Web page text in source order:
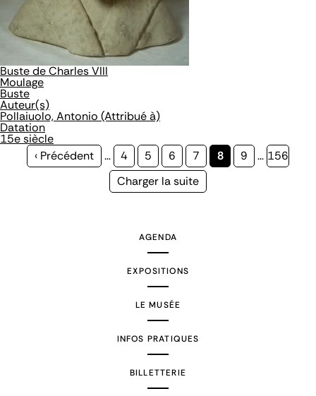
Buste de Charles VIII
Moulage
Buste
Auteur(s)
Pollaiuolo, Antonio (Attribué à)
Datation
15e siècle
Page
‹ Précédent … Page
4 Page
5 Page
6 Page
7
Page
8 Page
9 … Page
156
Page
Charger la suite
AGENDA
EXPOSITIONS
LE MUSÉE
INFOS PRATIQUES
BILLETTERIE